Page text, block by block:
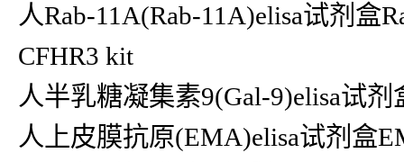
人Rab-11A(Rab-11A)elisa试剂盒
CFHR3 kit
人半乳糖凝集素9(Gal-9)elisa试
人上皮膜抗原(EMA)elisa试剂盒